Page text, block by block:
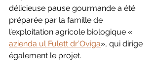
délicieuse pause gourmande a été
préparée par la famille de
l’exploitation agricole biologique «
azienda ul Fulett dr’Oviga», qui dirige
également le projet.